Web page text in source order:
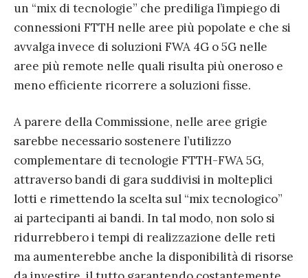
un “mix di tecnologie” che prediliga l’impiego di
connessioni FTTH nelle aree più popolate e che si
avvalga invece di soluzioni FWA 4G o 5G nelle
aree più remote nelle quali risulta più oneroso e
meno efficiente ricorrere a soluzioni fisse.
A parere della Commissione, nelle aree grigie
sarebbe necessario sostenere l’utilizzo
complementare di tecnologie FTTH-FWA 5G,
attraverso bandi di gara suddivisi in molteplici
lotti e rimettendo la scelta sul “mix tecnologico”
ai partecipanti ai bandi. In tal modo, non solo si
ridurrebbero i tempi di realizzazione delle reti
ma aumenterebbe anche la disponibilità di risorse